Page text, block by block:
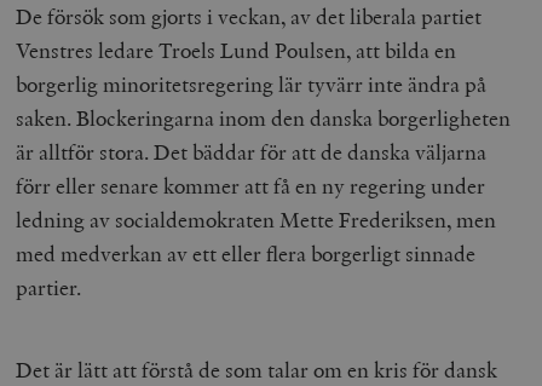
De försök som gjorts i veckan, av det liberala partiet
Venstres ledare Troels Lund Poulsen, att bilda en
borgerlig minoritetsregering lär tyvärr inte ändra på
saken. Blockeringarna inom den danska borgerligheten
är alltför stora. Det bäddar för att de danska väljarna
förr eller senare kommer att få en ny regering under
ledning av socialdemokraten Mette Frederiksen, men
med medverkan av ett eller flera borgerligt sinnade
partier.
Det är lätt att förstå de som talar om en kris för dansk